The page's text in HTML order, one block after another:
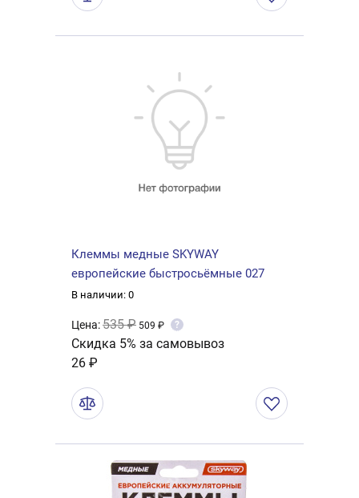
Клеммы медные SKYWAY
европейские быстросьёмные 027
В наличии: 0
Цена:535 ₽ 509 ₽ ?
Скидка 5% за самовывоз
26 ₽